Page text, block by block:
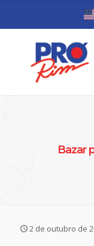
Bazar
2 de outubro de